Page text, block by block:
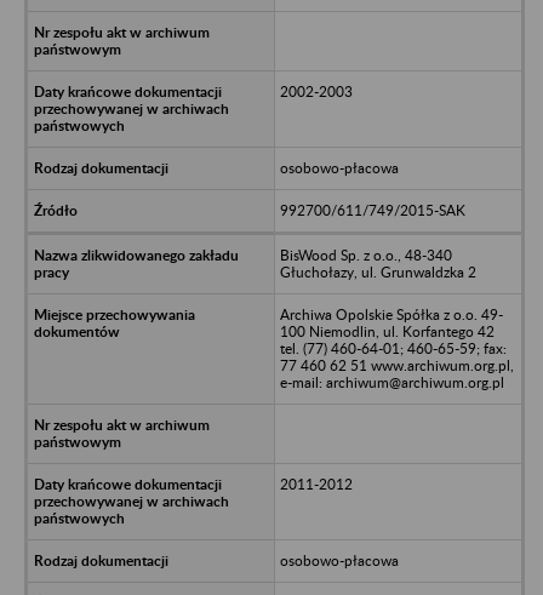
2002-2003
osobowo-płacowa
992700/611/749/2015-SAK
BisWood Sp. z o.o., 48-340
Głuchołazy, ul. Grunwaldzka 2
Archiwa Opolskie Spółka z o.o. 49-
100 Niemodlin, ul. Korfantego 42
tel. (77) 460-64-01; 460-65-59; fax:
77 460 62 51 www.archiwum.org.pl,
e-mail: archiwum@archiwum.org.pl
2011-2012
osobowo-płacowa